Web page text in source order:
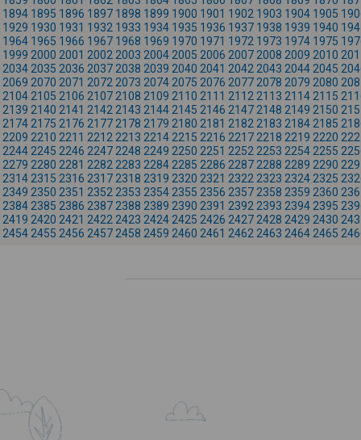
1894 1895 1896 1897 1898 1899 1900 1901 1902 1903 1904 1905
1929 1930 1931 1932 1933 1934 1935 1936 1937 1938 1939 1940
1964 1965 1966 1967 1968 1969 1970 1971 1972 1973 1974 1975
1999 2000 2001 2002 2003 2004 2005 2006 2007 2008 2009 2010
2034 2035 2036 2037 2038 2039 2040 2041 2042 2043 2044 2045
2069 2070 2071 2072 2073 2074 2075 2076 2077 2078 2079 2080
2104 2105 2106 2107 2108 2109 2110 2111 2112 2113 2114 2115
2139 2140 2141 2142 2143 2144 2145 2146 2147 2148 2149 2150
2174 2175 2176 2177 2178 2179 2180 2181 2182 2183 2184 2185
2209 2210 2211 2212 2213 2214 2215 2216 2217 2218 2219 2220
2244 2245 2246 2247 2248 2249 2250 2251 2252 2253 2254 2255
2279 2280 2281 2282 2283 2284 2285 2286 2287 2288 2289 2290
2314 2315 2316 2317 2318 2319 2320 2321 2322 2323 2324 2325
2349 2350 2351 2352 2353 2354 2355 2356 2357 2358 2359 2360
2384 2385 2386 2387 2388 2389 2390 2391 2392 2393 2394 2395
2419 2420 2421 2422 2423 2424 2425 2426 2427 2428 2429 2430
2454 2455 2456 2457 2458 2459 2460 2461 2462 2463 2464 2465